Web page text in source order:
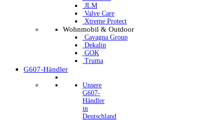
JLM
Valve Care
Xtreme Protect
Wohnmobil & Outdoor
Cavagna Group
Dekalin
GOK
Truma
G607-Händler
Unsere
G607-
Händler
in
Deutschland